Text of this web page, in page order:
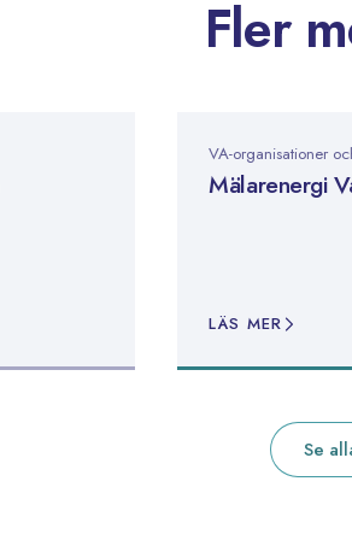
Fler
VA-organisationer
Mälarenergi
LÄS MER
Se